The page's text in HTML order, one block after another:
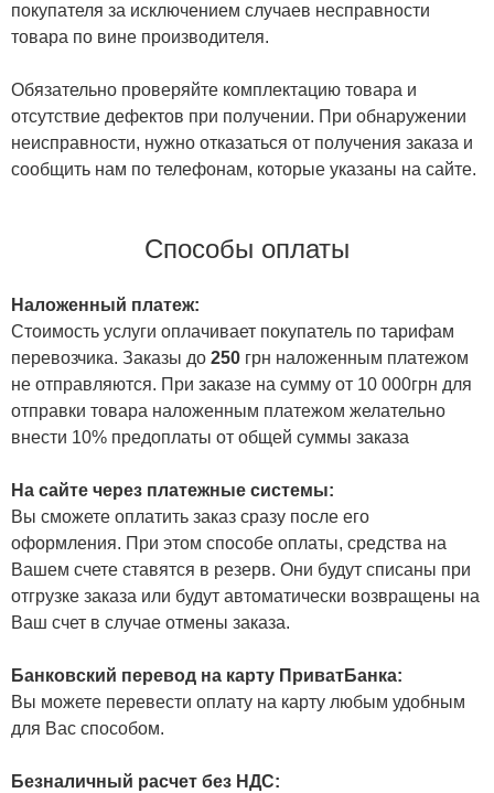
покупателя за исключением случаев несправности
товара по вине производителя.
Обязательно проверяйте комплектацию товара и
отсутствие дефектов при получении. При обнаружении
неисправности, нужно отказаться от получения заказа и
сообщить нам по телефонам, которые указаны на сайте.
Способы оплаты
Наложенный платеж:
Стоимость услуги оплачивает покупатель по тарифам
перевозчика. Заказы до 250 грн наложенным платежом
не отправляются. При заказе на сумму от 10 000грн для
отправки товара наложенным платежом желательно
внести 10% предоплаты от общей суммы заказа
На сайте через платежные системы:
Вы сможете оплатить заказ сразу после его
оформления. При этом способе оплаты, средства на
Вашем счете ставятся в резерв. Они будут списаны при
отгрузке заказа или будут автоматически возвращены на
Ваш счет в случае отмены заказа.
Банковский перевод на карту ПриватБанка:
Вы можете перевести оплату на карту любым удобным
для Вас способом.
Безналичный расчет без НДС: